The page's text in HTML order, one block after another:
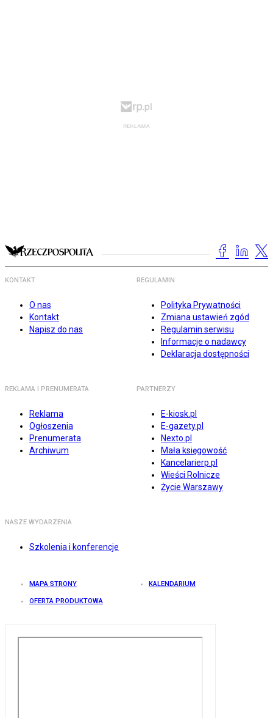
KONTAKT
O nas
Kontakt
Napisz do nas
REGULAMIN
Polityka Prywatności
Zmiana ustawień zgód
Regulamin serwisu
Informacje o nadawcy
Deklaracja dostępności
REKLAMA I PRENUMERATA
Reklama
Ogłoszenia
Prenumerata
Archiwum
PARTNERZY
E-kiosk.pl
E-gazety.pl
Nexto.pl
Mała księgowość
Kancelarierp.pl
Wieści Rolnicze
Życie Warszawy
NASZE WYDARZENIA
Szkolenia i konferencje
MAPA STRONY KALENDARIUM
OFERTA PRODUKTOWA